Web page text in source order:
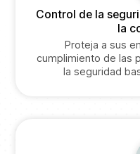
Control de la
la
Proteja a sus
cumplimiento de las
la seguridad